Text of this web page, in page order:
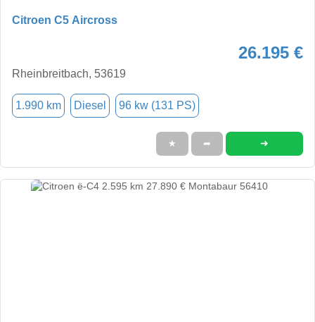
Citroen C5 Aircross
26.195 €
Rheinbreitbach, 53619
1.990 km Diesel 96 kw (131 PS)
★ ➦ ➜